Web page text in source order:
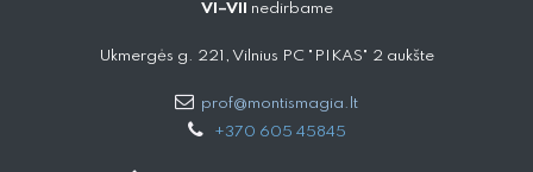
VI–VII nedirbame
Ukmergės g. 221, Vilnius PC "PIKAS" 2 aukšte
prof@montismagia.lt
+370 605 4584​5